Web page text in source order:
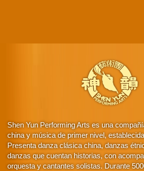
Shen Yun Performing Arts es una
china y música de primer nivel,
Presenta danza clásica china, danzas
danzas que cuentan historias, con
orquesta y cantantes solistas. Durante